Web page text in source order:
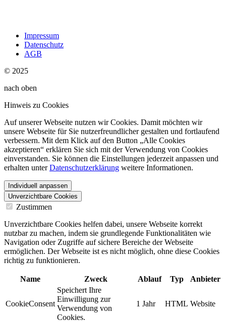
Impressum
Datenschutz
AGB
© 2025
nach oben
Hinweis zu Cookies
Auf unserer Webseite nutzen wir Cookies. Damit möchten wir
unsere Webseite für Sie nutzerfreundlicher gestalten und fortlaufend
verbessern. Mit dem Klick auf den Button „Alle Cookies
akzeptieren“ erklären Sie sich mit der Verwendung von Cookies
einverstanden. Sie können die Einstellungen jederzeit anpassen und
erhalten unterDatenschutzerklärung weitere Informationen.
Individuell anpassen
Unverzichtbare Cookies
Zustimmen
Unverzichtbare Cookies helfen dabei, unsere Webseite korrekt
nutzbar zu machen, indem sie grundlegende Funktionalitäten wie
Navigation oder Zugriffe auf sichere Bereiche der Webseite
ermöglichen. Der Webseite ist es nicht möglich, ohne diese Cookies
richtig zu funktionieren.
Name Zweck Ablauf Typ Anbieter
CookieConsent
Speichert Ihre
Einwilligung zur
Verwendung von
Cookies.
1 Jahr HTML Website